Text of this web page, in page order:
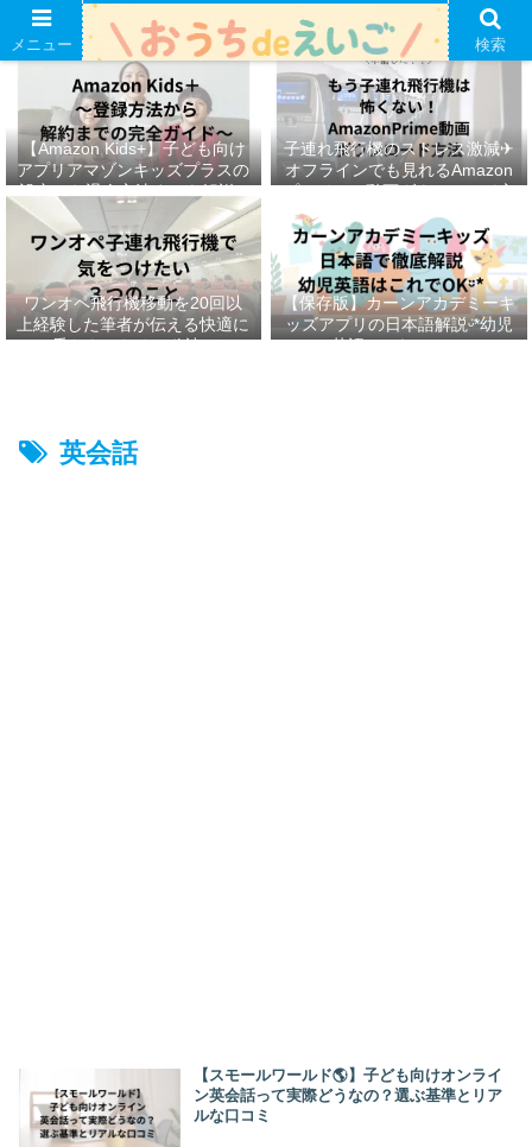
【Amazon Kids+】子ども向け
アプリアマゾンキッズプラスの
設定から退会方法までを解説ᵕ̈*
子連れ飛行機のストレス激減✈︎
オフラインでも見れるAmazon
プライムの動画ダウンロード方
ワンオペ飛行機移動を20回以
上経験した筆者が伝える快適に
乗りきるための秘訣ᵕ̈*
【保存版】カーンアカデミーキ
ッズアプリの日本語解説ᵕ̈*幼児
英語はこれでOKᵕ̈*
英会話
【スモールワールド🌎】子ども向けオンライ
ン英会話って実際どうなの？選ぶ基準とリア
ルな口コミ
メニュー 検索